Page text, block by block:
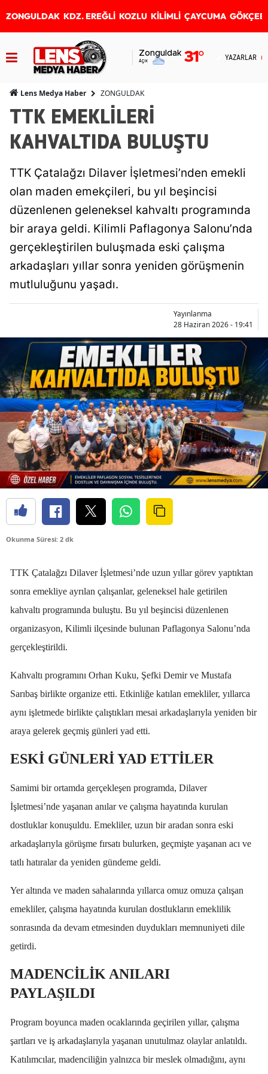
ZONGULDAK KDZ. EREĞLİ KOZLU KİLİMLİ ÇAYCUMA
Zonguldak
Açık 31° YAZARLAR
Lens Medya Haber ZONGULDAK
TTK EMEKLİLERİ
KAHVALTIDA BULUŞTU
TTK Çatalağzı Dilaver İşletmesi’nden emekli
olan maden emekçileri, bu yıl beşincisi
düzenlenen geleneksel kahvaltı programında
bir araya geldi. Kilimli Paflagonya Salonu’nda
gerçekleştirilen buluşmada eski çalışma
arkadaşları yıllar sonra yeniden görüşmenin
mutluluğunu yaşadı.
Yayınlanma
28 Haziran 2026 - 19:41
Okunma Süresi: 2 dk
TTK Çatalağzı Dilaver İşletmesi’nde uzun yıllar görev yaptıktan
sonra emekliye ayrılan çalışanlar, geleneksel hale getirilen
kahvaltı programında buluştu. Bu yıl beşincisi düzenlenen
organizasyon, Kilimli ilçesinde bulunan Paflagonya Salonu’nda
gerçekleştirildi.
Kahvaltı programını Orhan Kuku, Şefki Demir ve Mustafa
Sarıbaş birlikte organize etti. Etkinliğe katılan emekliler, yıllarca
aynı işletmede birlikte çalıştıkları mesai arkadaşlarıyla yeniden bir
araya gelerek geçmiş günleri yad etti.
ESKİ GÜNLERİ YAD ETTİLER
Samimi bir ortamda gerçekleşen programda, Dilaver
İşletmesi’nde yaşanan anılar ve çalışma hayatında kurulan
dostluklar konuşuldu. Emekliler, uzun bir aradan sonra eski
arkadaşlarıyla görüşme fırsatı bulurken, geçmişte yaşanan acı ve
tatlı hatıralar da yeniden gündeme geldi.
Yer altında ve maden sahalarında yıllarca omuz omuza çalışan
emekliler, çalışma hayatında kurulan dostlukların emeklilik
sonrasında da devam etmesinden duydukları memnuniyeti dile
getirdi.
MADENCİLİK ANILARI
PAYLAŞILDI
Program boyunca maden ocaklarında geçirilen yıllar, çalışma
şartları ve iş arkadaşlarıyla yaşanan unutulmaz olaylar anlatıldı.
Katılımcılar, madenciliğin yalnızca bir meslek olmadığını, aynı